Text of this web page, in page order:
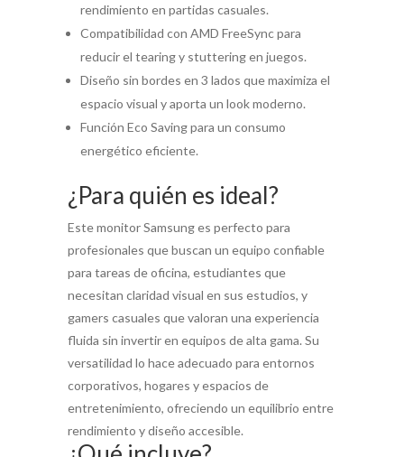
rendimiento en partidas casuales.
Compatibilidad con AMD FreeSync para
reducir el tearing y stuttering en juegos.
Diseño sin bordes en 3 lados que maximiza el
espacio visual y aporta un look moderno.
Función Eco Saving para un consumo
energético eficiente.
¿Para quién es ideal?
Este monitor Samsung es perfecto para
profesionales que buscan un equipo confiable
para tareas de oficina, estudiantes que
necesitan claridad visual en sus estudios, y
gamers casuales que valoran una experiencia
fluida sin invertir en equipos de alta gama. Su
versatilidad lo hace adecuado para entornos
corporativos, hogares y espacios de
entretenimiento, ofreciendo un equilibrio entre
rendimiento y diseño accesible.